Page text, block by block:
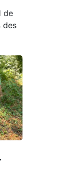
de
des